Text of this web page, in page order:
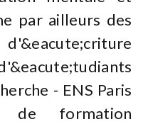
par ailleurs des
- ENS Paris
de formation